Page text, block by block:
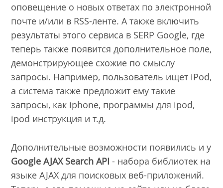
оповещение о новых ответах по электронной
почте и/или в RSS-ленте. А также включить
результаты этого сервиса в SERP Google, где
теперь также появится дополнительное поле,
демонстрирующее схожие по смыслу
запросы. Например, пользователь ищет iPod,
а система также предложит ему такие
запросы, как iphone, программы для ipod,
ipod инструкция и т.д.
Дополнительные возможности появились и у
Google AJAX Search API- набора библиотек на
языке AJAX для поисковых веб-приложений.